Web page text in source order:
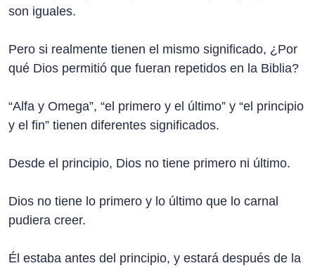
son iguales.
Pero si realmente tienen el mismo significado, ¿Por
qué Dios permitió que fueran repetidos en la Biblia?
“Alfa y Omega”, “el primero y el último” y “el principio
y el fin” tienen diferentes significados.
Desde el principio, Dios no tiene primero ni último.
Dios no tiene lo primero y lo último que lo carnal
pudiera creer.
Él estaba antes del principio, y estará después de la